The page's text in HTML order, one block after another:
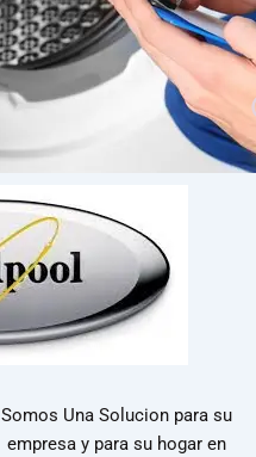
Somos Una Solucion para su
empresa y para su hogar en